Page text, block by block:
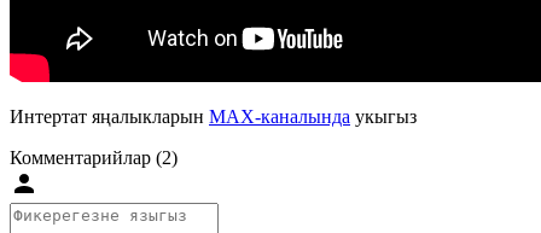
Интертат яңалыкларын MAX-каналында укыгыз
Комментарийлар (2)